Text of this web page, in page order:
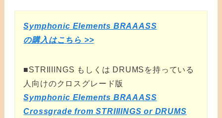
Symphonic Elements BRAAASS
の購入はこちら >>
■STRIIIINGS もしくは DRUMSを持っている
人向けのクロスグレード版
Symphonic Elements BRAAASS
Crossgrade from STRIIIINGS or DRUMS